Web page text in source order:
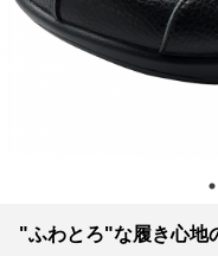
"ふわとろ"な履き心地